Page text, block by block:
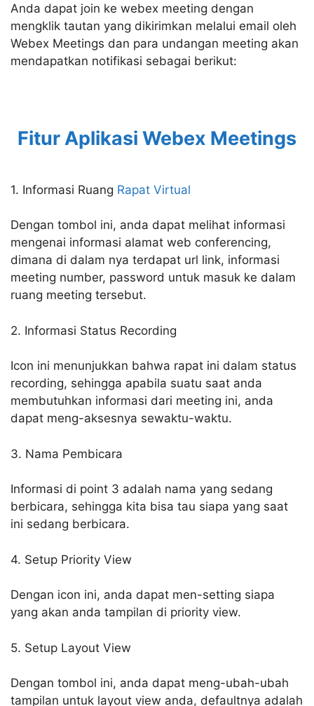
Anda dapat join ke webex meeting dengan
mengklik tautan yang dikirimkan melalui email oleh
Webex Meetings dan para undangan meeting akan
mendapatkan notifikasi sebagai berikut:
Fitur Aplikasi Webex Meetings
1. Informasi Ruang Rapat Virtual
Dengan tombol ini, anda dapat melihat informasi
mengenai informasi alamat web conferencing,
dimana di dalam nya terdapat url link, informasi
meeting number, password untuk masuk ke dalam
ruang meeting tersebut.
2. Informasi Status Recording
Icon ini menunjukkan bahwa rapat ini dalam status
recording, sehingga apabila suatu saat anda
membutuhkan informasi dari meeting ini, anda
dapat meng-aksesnya sewaktu-waktu.
3. Nama Pembicara
Informasi di point 3 adalah nama yang sedang
berbicara, sehingga kita bisa tau siapa yang saat
ini sedang berbicara.
4. Setup Priority View
Dengan icon ini, anda dapat men-setting siapa
yang akan anda tampilan di priority view.
5. Setup Layout View
Dengan tombol ini, anda dapat meng-ubah-ubah
tampilan untuk layout view anda, defaultnya adalah